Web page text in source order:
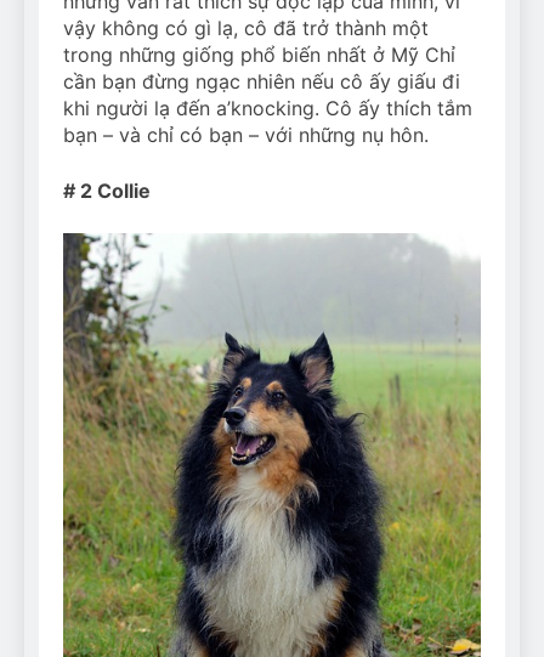
vậy không có gì lạ, cô đã trở thành một
trong những giống phổ biến nhất ở Mỹ Chỉ
cần bạn đừng ngạc nhiên nếu cô ấy giấu đi
khi người lạ đến a’knocking. Cô ấy thích tắm
bạn – và chỉ có bạn – với những nụ hôn.
# 2 Collie